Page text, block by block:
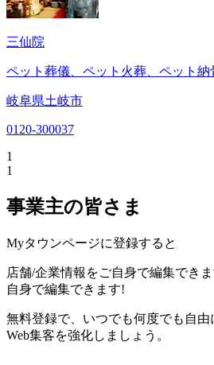
三仙院
ペット葬儀、ペット火葬、ペット
岐阜県土岐市
0120-300037
1
1
事業主の皆さま
Myタウンページに登録すると
店舗/企業情報をご自身で編集でき
自身で編集できます!
無料登録で、いつでも何度でも自由
Web集客を強化しましょう。